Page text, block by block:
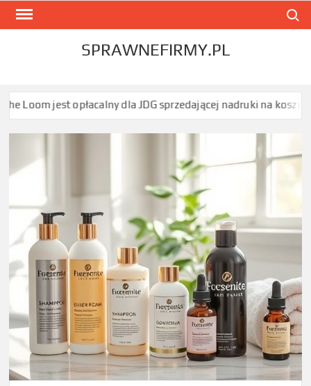
Skip
SPRAWNEFIRMY.PL
JDG sprzedającej nadruki na koszulkach? Jakie badania